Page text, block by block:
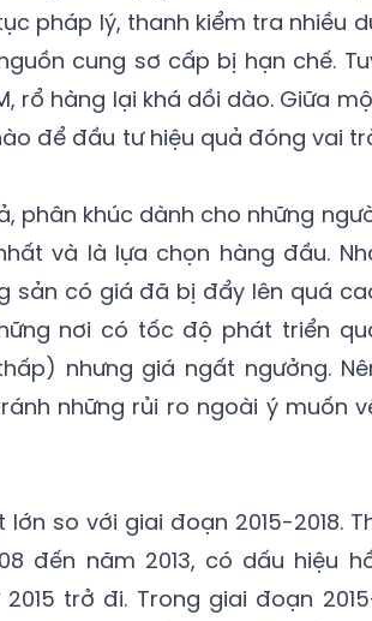
pháp lý, thanh kiểm tra nhiều
cung sơ cấp bị hạn chế.
rổ hàng lại khá dồi dào. Giữa
để đầu tư hiệu quả đóng vai
phân khúc dành cho những
và là lựa chọn hàng đầu.
sản có giá đã bị đẩy lên quá
nơi có tốc độ phát triển
nhưng giá ngất ngưởng.
những rủi ro ngoài ý muốn
so với giai đoạn 2015-2018.
đến năm 2013, có dấu hiệu
trở đi. Trong giai đoạn